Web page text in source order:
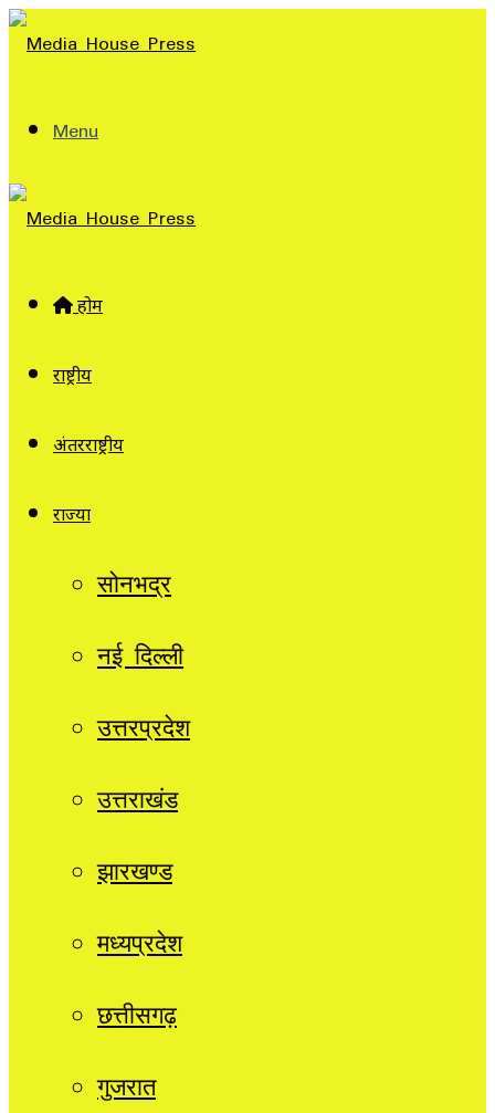
Menu
होम
राष्ट्रीय
अंतरराष्ट्रीय
राज्यों
सोनभद्र
नई दिल्ली
उत्तरप्रदेश
उत्तराखंड
झारखण्ड
मध्यप्रदेश
छत्तीसगढ़
गुजरात